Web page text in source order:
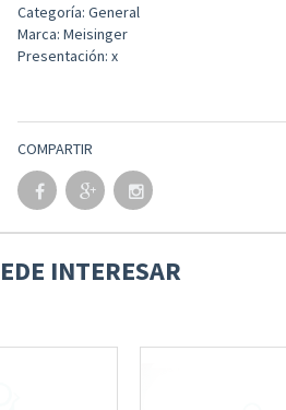
Categoría: General
Marca: Meisinger
Presentación: x
COMPARTIR
INTERESAR